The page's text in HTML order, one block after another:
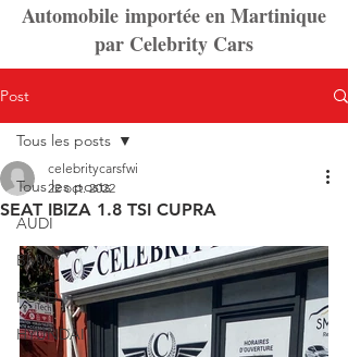
Automobile importée en Martinique
par Celebrity Cars
Post
Tous les posts
AUDI
BMW
FORD
HYUNDAI
Tous les posts
SEAT IBIZA 1.8 TSI CUPRA
celebritycarsfwi
22 oct. 2022